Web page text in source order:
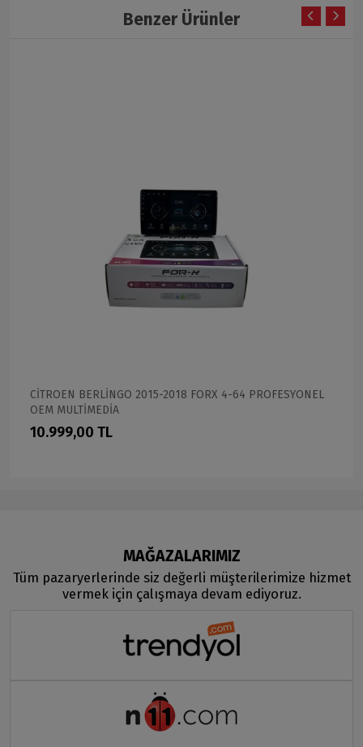
Benzer Ürünler
CİTROEN BERLİNGO 2015-2018 FORX 4-64 PROFESYONEL
OEM MULTİMEDİA
10.999,00 TL
MAĞAZALARIMIZ
Tüm pazaryerlerinde siz değerli müşterilerimize hizmet
vermek için çalışmaya devam ediyoruz.